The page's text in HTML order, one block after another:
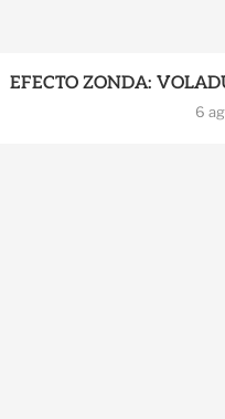
EFECTO ZONDA:
6